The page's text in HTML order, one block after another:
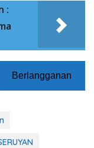
:
Berlangganan